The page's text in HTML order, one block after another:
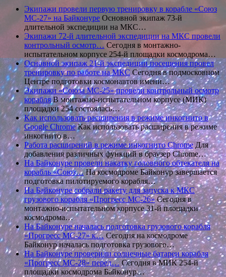
Экипажи провели первую тренировку в корабле «Союз
МС-27» на Байконуре Основной экипаж 73-й
длительной экспедиции на МКС…
Экипажи 72-й длительной экспедиции на МКС провели
контрольный осмотр… Сегодня в монтажно-
испытательном корпусе 254-й площадки космодрома…
Основной экипаж 21-й экспедиции посещения провел
тренировку по работе на МКССегодня в подмосковном
Центре подготовки космонавтов имени…
Экипажи «Союза МС-25» провели контрольный осмотр
корабляВ монтажно-испытательном корпусе (МИК)
площадки 254 состоялась…
Как использовать расширения в режиме инкогнито в
Google ChromeКак использовать расширения в режиме
инкогнито в…
Работа расширений в режиме инкогнито ChromeДля
добавления различных функций в браузер Chrome…
На Байконуре провели накатку головного обтекателя на
корабль «Союз…На космодроме Байконур завершается
подготовка пилотируемого корабля…
На Байконуре собрали ракету для запуска к МКС
грузового корабля «Прогресс МС-26»Сегодня в
монтажно-испытательном корпусе 31-й площадки
космодрома…
На Байконуре началась подготовка грузового корабля
«Прогресс МС-27» к… Сегодня на космодроме
Байконур началась подготовка грузового…
На Байконуре проверили солнечные батареи корабля
«Прогресс МС-28» перед… Сегодня в МИК 254-й
площадки космодрома Байконур…